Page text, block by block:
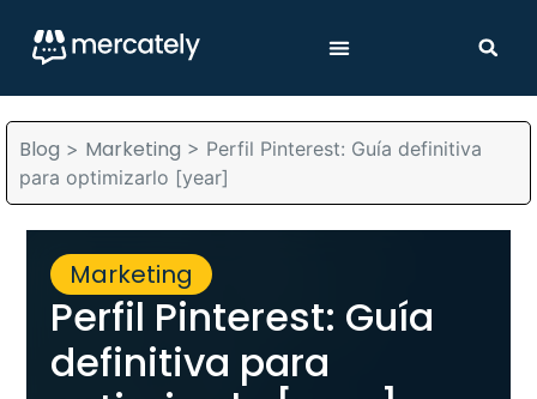
Blog > Marketing > Perfil Pinterest: Guía definitiva
para optimizarlo [year]
Marketing
Perfil Pinterest: Guía
definitiva para